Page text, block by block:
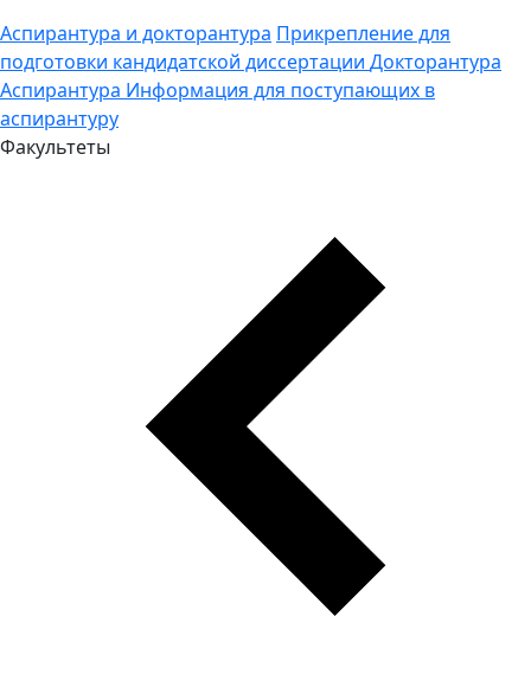
Аспирантура и докторантура Прикрепление для
подготовки кандидатской диссертации Докторантура
Аспирантура Информация для поступающих в
аспирантуру
Факультеты